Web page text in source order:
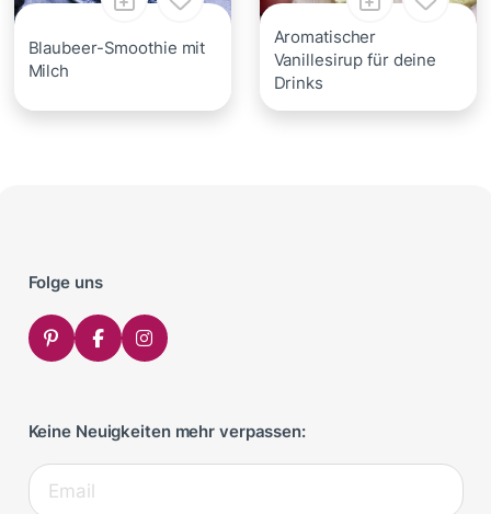
Blaubeer-Smoothie mit
Milch
Aromatischer
Vanillesirup für deine
Drinks
Folge uns
Keine Neuigkeiten mehr verpassen: